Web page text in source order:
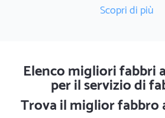
Scopri di più
Elenco migliori fabbri
per il servizio di
Trova il miglior fabbro